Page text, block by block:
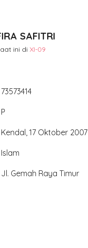
SAFITRI
ini di XI-09
73573414
P
Kendal, 17 Oktober 2007
Islam
Jl. Gemah Raya Timur